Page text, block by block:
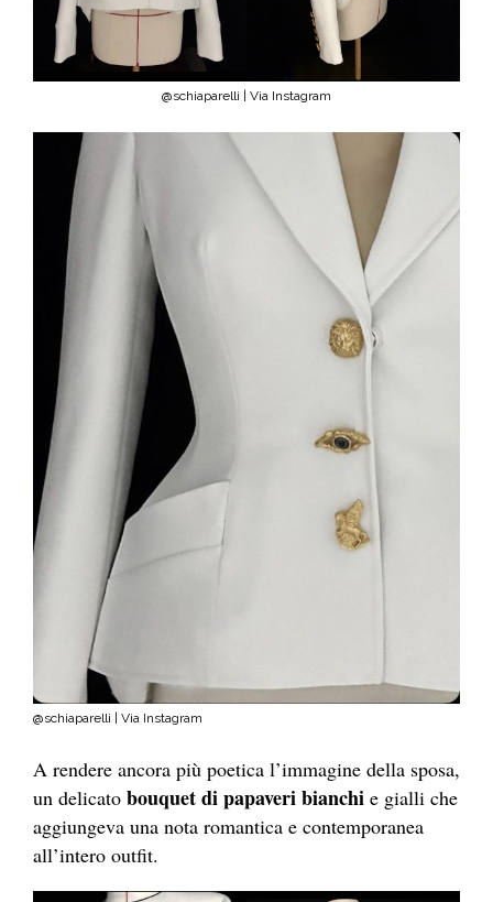
@schiaparelli | Via Instagram
@schiaparelli | Via Instagram
A rendere ancora più poetica l’immagine della sposa,
un delicato bouquet di papaveri bianchi e gialli che
aggiungeva una nota romantica e contemporanea
all’intero outfit.